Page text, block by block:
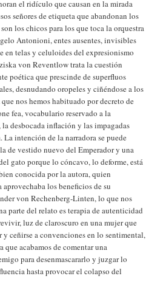
el ridículo que causan en la mirada
señores de etiqueta que abandonan los
los chicos para los que toca la orquestra
Antonioni, entes ausentes, invisibles
en telas y celuloides del expresionismo
von Reventlow trata la cuestión
poética que prescinde de superfluos
desnudando oropeles y ciñéndose a los
nos hemos habituado por decreto de
fea, vocabulario reservado a la
desbocada inflación y las impagadas
intención de la narradora se puede
de vestido nuevo del Emperador y una
gato porque lo cóncavo, lo deforme, está
conocida por la autora, quien
los beneficios de su
von Rechenberg-Linten, lo que nos
parte del relato es terapia de autenticidad
luz de claroscuro en una mujer que
ceñirse a convenciones en lo sentimental,
que acabamos de comentar una
para desenmascararlo y juzgar lo
hasta provocar el colapso del